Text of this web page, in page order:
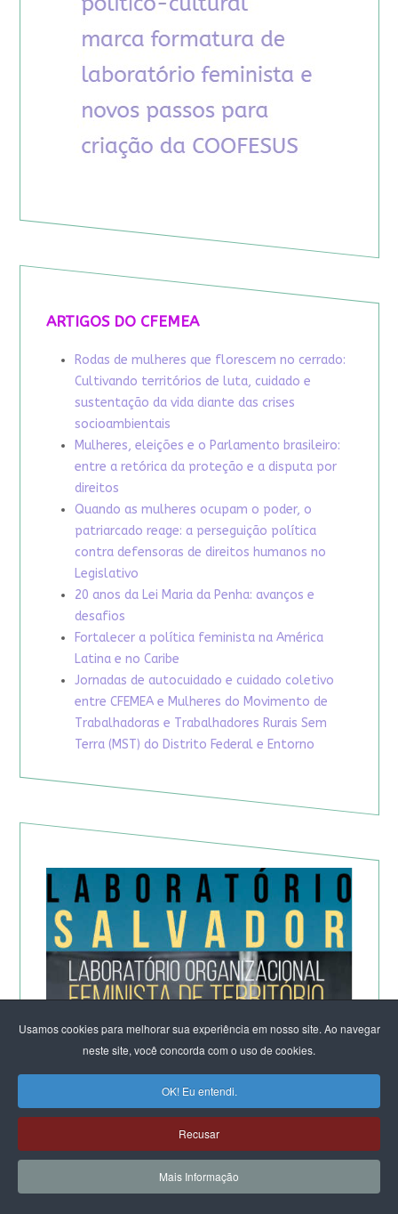
Usamos cookies para melhorar sua experiência em nosso site. Ao navegar
neste site, você concorda com o uso de cookies.
OK! Eu entendi.
Recusar
Mais Informação
ARTIGOS DO CFEMEA
Rodas de mulheres que florescem no cerrado:
Cultivando territórios de luta, cuidado e
sustentação da vida diante das crises
socioambientais
Mulheres, eleições e o Parlamento brasileiro:
entre a retórica da proteção e a disputa por
direitos
Quando as mulheres ocupam o poder, o
patriarcado reage: a perseguição política
contra defensoras de direitos humanos no
Legislativo
20 anos da Lei Maria da Penha: avanços e
desafios
Fortalecer a política feminista na América
Latina e no Caribe
Jornadas de autocuidado e cuidado coletivo
entre CFEMEA e Mulheres do Movimento de
Trabalhadoras e Trabalhadores Rurais Sem
Terra (MST) do Distrito Federal e Entorno